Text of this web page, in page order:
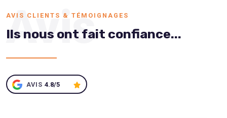
Avis
AVIS CLIENTS & TÉMOIGNAGES
Ils nous ont fait confiance...
AVIS 4.8/5